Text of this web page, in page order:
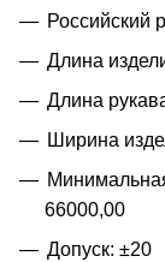
Российский
Длина
Длина
Ширина
66000,00
Допуск: ±20